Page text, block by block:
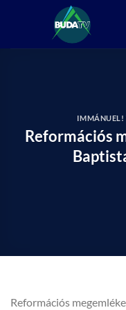
IMMÁNUEL!
Reformációs
Reformációs